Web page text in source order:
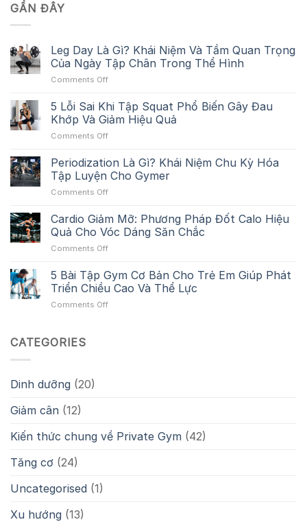
GẦN ĐÂY
Leg Day Là Gì? Khái Niệm Và Tầm Quan Trọng
Của Ngày Tập Chân Trong Thể Hình
Comments Offon
Day
Là
Gì?
Khái
Và
Tầm
Ngày
Tập
Hình
5 Lỗi Sai Khi Tập Squat Phổ Biến Gây Đau
Khớp Và Giảm Hiệu Quả
Comments Offon
Lỗi
Sai
Khi
Tập
Phổ
Biến
Và
Giảm
Periodization Là Gì? Khái Niệm Chu Kỳ Hóa
Tập Luyện Cho Gymer
Comments Offon
Là
Gì?
Khái
Niệm
Kỳ
Hóa
Cardio Giảm Mỡ: Phương Pháp Đốt Calo Hiệu
Quả Cho Vóc Dáng Săn Chắc
Comments Offon
Giảm
Mỡ:
Phương
Pháp
5 Bài Tập Gym Cơ Bản Cho Trẻ Em Giúp Phát
Triển Chiều Cao Và Thể Lực
Comments Offon
Phát
Triển
CATEGORIES
Dinh dưỡng (20)
Giảm cân (12)
Kiến thức chung về Private Gym (42)
Tăng cơ (24)
Uncategorised (1)
Xu hướng (13)